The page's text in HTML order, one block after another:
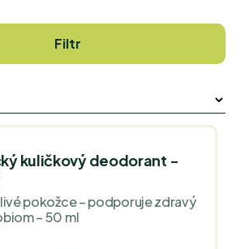
Filtr
kuličkový deodorant -
pokožce – podporuje zdravý
– 50 ml